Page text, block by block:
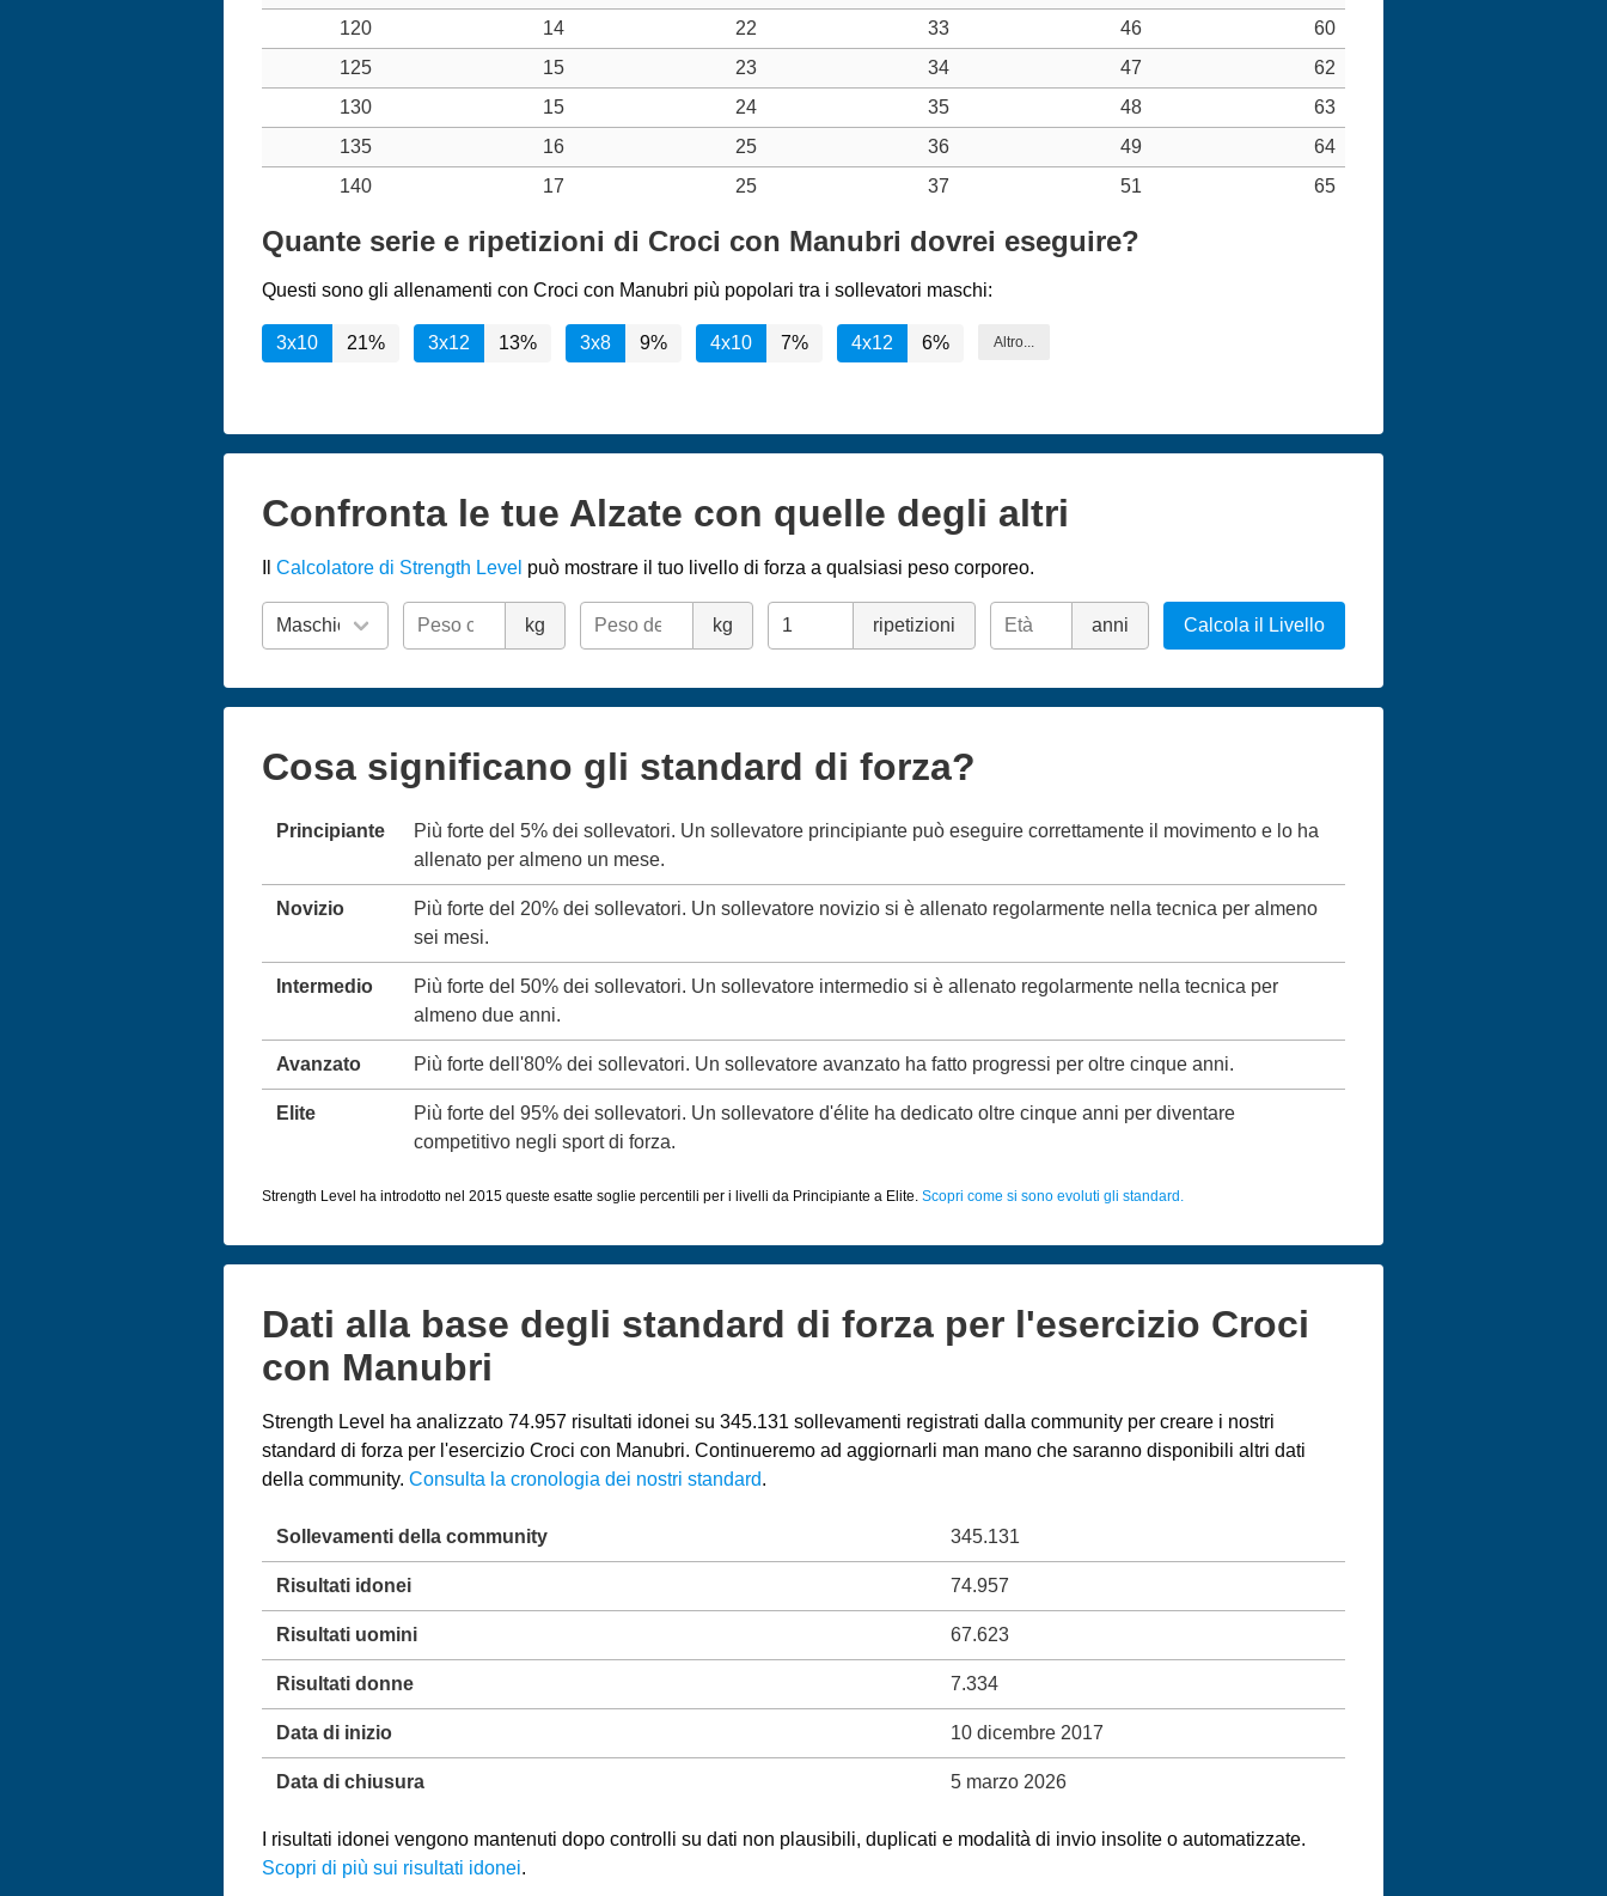
120
14 22 33 46
60
125
15 23 34 47
62
130
15 24 35 48
63
135
16 25 36 49
64
140
17 25 37 51 65
Quante serie e ripetizioni di Croci con Manubri dovrei eseguire?
Questi sono gli allenamenti con Croci con Manubri più popolari tra i sollevatori maschi:
3x10 21% 3x12 13% 3x8 9% 4x10 7% 4x12 6% Altro...
Confronta le tue Alzate con quelle degli altri
Calcolatore di Strength Level può mostrare il tuo livello di forza a qualsiasi peso corporeo.
kg kg ripetizioni anni Calcola il Livello
Cosa significano gli standard di forza?
Principiante
Più forte del 5% dei sollevatori. Un sollevatore principiante può eseguire correttamente il movimento e lo ha
allenato per almeno un mese.
Novizio
Più forte del 20% dei sollevatori. Un sollevatore novizio si è allenato regolarmente nella tecnica per almeno
sei mesi.
Intermedio
Più forte del 50% dei sollevatori. Un sollevatore intermedio si è allenato regolarmente nella tecnica per
almeno due anni.
Avanzato Più forte dell'80% dei sollevatori. Un sollevatore avanzato ha fatto progressi per oltre cinque anni.
Elite
Più forte del 95% dei sollevatori. Un sollevatore d'élite ha dedicato oltre cinque anni per diventare
competitivo negli sport di forza.
Strength Level ha introdotto nel 2015 queste esatte soglie percentili per i livelli da Principiante a Elite. Scopri come si sono evoluti gli standard.
Dati alla base degli standard di forza per l'esercizio Croci
con Manubri
Strength Level ha analizzato 74.957 risultati idonei su 345.131 sollevamenti registrati dalla community per creare i nostri
standard di forza per l'esercizio Croci con Manubri. Continueremo ad aggiornarli man mano che saranno disponibili altri dati
della community. Consulta la cronologia dei nostri standard.
Sollevamenti della community 345.131
Risultati idonei 74.957
Risultati uomini 67.623
Risultati donne 7.334
Data di inizio 10 dicembre 2017
Data di chiusura 5 marzo 2026
I risultati idonei vengono mantenuti dopo controlli su dati non plausibili, duplicati e modalità di invio insolite o automatizzate.
Scopri di più sui risultati idonei.